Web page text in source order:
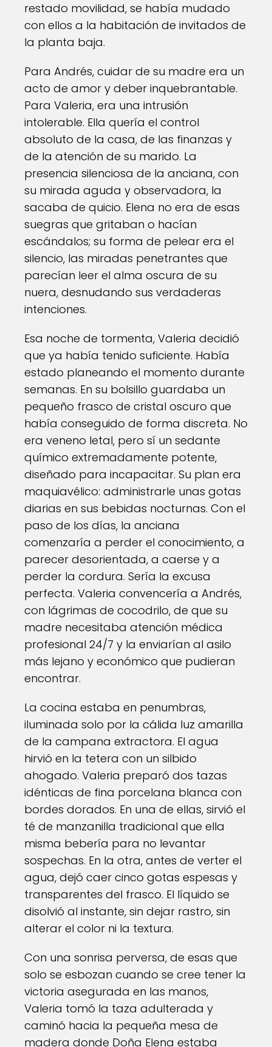
restado movilidad, se había mudado
con ellos a la habitación de invitados de
la planta baja.
Para Andrés, cuidar de su madre era un
acto de amor y deber inquebrantable.
Para Valeria, era una intrusión
intolerable. Ella quería el control
absoluto de la casa, de las finanzas y
de la atención de su marido. La
presencia silenciosa de la anciana, con
su mirada aguda y observadora, la
sacaba de quicio. Elena no era de esas
suegras que gritaban o hacían
escándalos; su forma de pelear era el
silencio, las miradas penetrantes que
parecían leer el alma oscura de su
nuera, desnudando sus verdaderas
intenciones.
Esa noche de tormenta, Valeria decidió
que ya había tenido suficiente. Había
estado planeando el momento durante
semanas. En su bolsillo guardaba un
pequeño frasco de cristal oscuro que
había conseguido de forma discreta. No
era veneno letal, pero sí un sedante
químico extremadamente potente,
diseñado para incapacitar. Su plan era
maquiavélico: administrarle unas gotas
diarias en sus bebidas nocturnas. Con el
paso de los días, la anciana
comenzaría a perder el conocimiento, a
parecer desorientada, a caerse y a
perder la cordura. Sería la excusa
perfecta. Valeria convencería a Andrés,
con lágrimas de cocodrilo, de que su
madre necesitaba atención médica
profesional 24/7 y la enviarían al asilo
más lejano y económico que pudieran
encontrar.
La cocina estaba en penumbras,
iluminada solo por la cálida luz amarilla
de la campana extractora. El agua
hirvió en la tetera con un silbido
ahogado. Valeria preparó dos tazas
idénticas de fina porcelana blanca con
bordes dorados. En una de ellas, sirvió el
té de manzanilla tradicional que ella
misma bebería para no levantar
sospechas. En la otra, antes de verter el
agua, dejó caer cinco gotas espesas y
transparentes del frasco. El líquido se
disolvió al instante, sin dejar rastro, sin
alterar el color ni la textura.
Con una sonrisa perversa, de esas que
solo se esbozan cuando se cree tener la
victoria asegurada en las manos,
Valeria tomó la taza adulterada y
caminó hacia la pequeña mesa de
madera donde Doña Elena estaba